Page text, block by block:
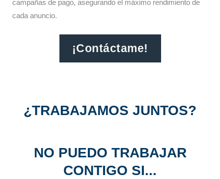
campañas de pago, asegurando el máximo rendimiento de
cada anuncio.​
¡Contáctame!
¿TRABAJAMOS JUNTOS?
NO PUEDO TRABAJAR
CONTIGO SI...